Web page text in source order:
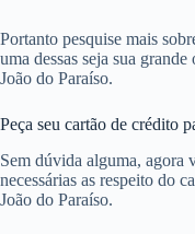
Portanto pesquise mais
uma dessas seja sua
João do Paraíso.
Peça seu cartão de crédito
Sem dúvida alguma, agora
necessárias as respeito do
João do Paraíso.